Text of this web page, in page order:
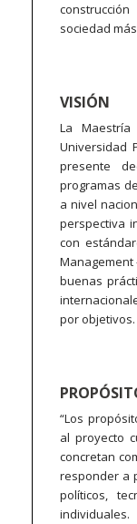
sociedad
VISIÓN
La
Universidad
presente
programas
a nivel
perspectiva
con
Management
buenas
por objetivos.
“Los
al proyecto
concretan
responder a
políticos,